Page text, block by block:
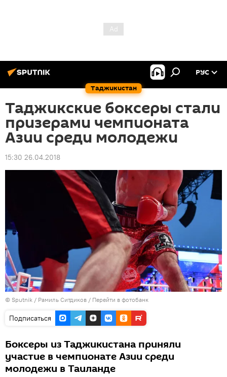
Таджикистан
РУС
Таджикские боксеры стали
призерами чемпионата
Азии среди молодежи
15:30 26.04.2018
© Sputnik / Рамиль Ситдиков / Перейти в фотобанк
Подписаться
Боксеры из Таджикистана приняли
участие в чемпионате Азии среди
молодежи в Таиланде